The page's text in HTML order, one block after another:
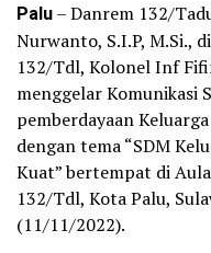
Palu– Danrem 132/
Nurwanto, S.I.P, M.Si.,
132/Tdl, Kolonel Inf
menggelar Komunikasi
pemberdayaan
dengan tema “SDM
Kuat” bertempat di
132/Tdl, Kota Palu,
(11/11/2022).